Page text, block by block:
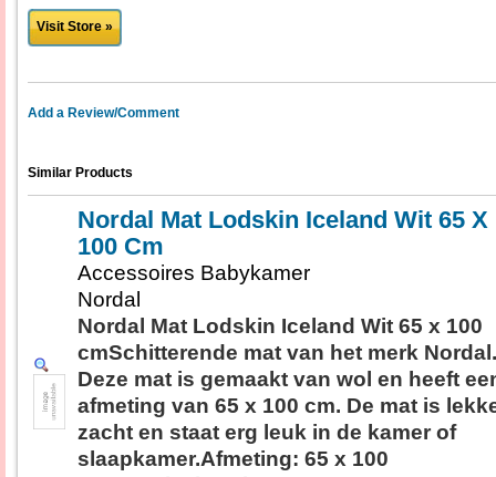
Visit Store »
Add a Review/Comment
Similar Products
Nordal Mat Lodskin Iceland Wit 65 X
100 Cm
Accessoires Babykamer
Nordal
Nordal Mat Lodskin Iceland Wit 65 x 100
cmSchitterende mat van het merk Nordal.
Deze mat is gemaakt van wol en heeft
afmeting van 65 x 100 cm. De mat is
zacht en staat erg leuk in de kamer of
slaapkamer.Afmeting: 65 x 100